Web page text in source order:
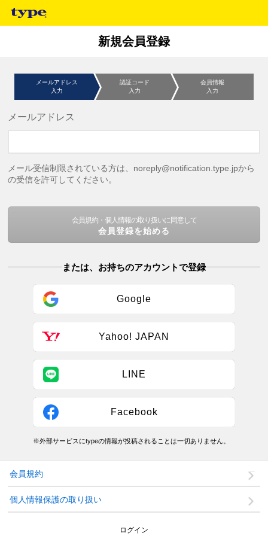
新規会員登録
メールアドレス
入力
認証コード
入力
会員情報
入力
メールアドレス
メール受信制限されている方は、noreply@notification.type.jpから
の受信を許可してください。
会員規約・個人情報の取り扱いに同意して
会員登録を始める
または、お持ちのアカウントで登録
Google
Yahoo! JAPAN
LINE
Facebook
※外部サービスにtypeの情報が投稿されることは一切ありません。
会員規約
個人情報保護の取り扱い
ログイン